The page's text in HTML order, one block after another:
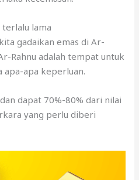
Rahnu adalah tempat untuk
apa-apa keperluan.
dapat 70%-80% dari nilai
yang perlu diberi